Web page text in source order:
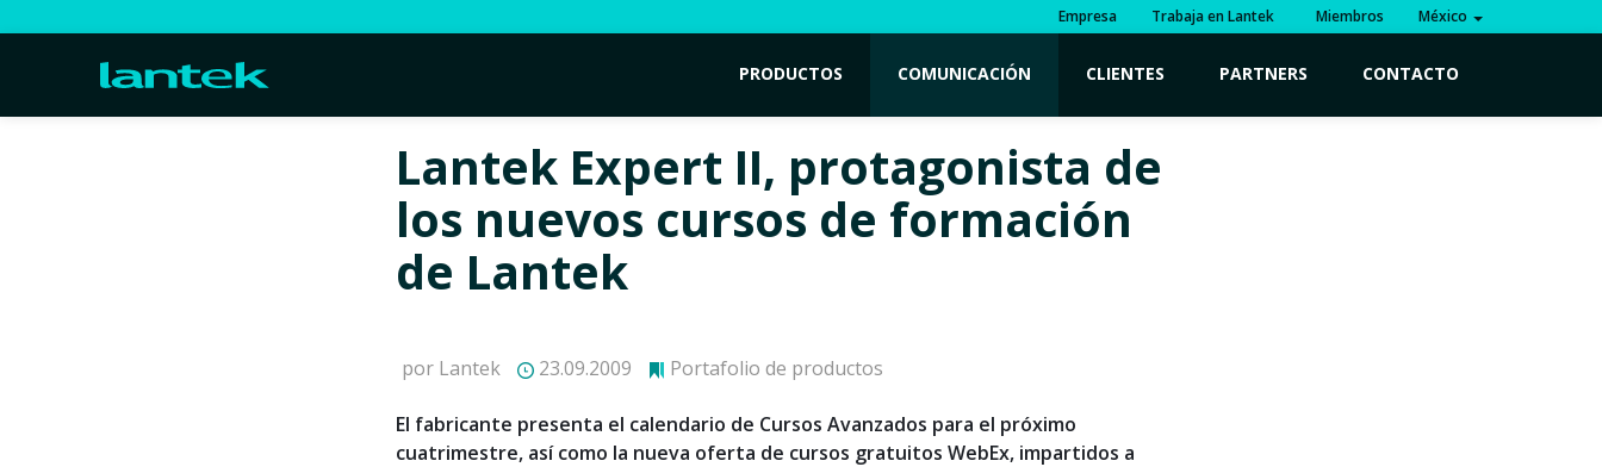
Empresa Trabaja en Lantek Miembros México
PRODUCTOS COMUNICACIÓN CLIENTES PARTNERS CONTACTO
Lantek Expert II, protagonista de
los nuevos cursos de formación
de Lantek
por Lantek 23.09.2009 Portafolio de productos
El fabricante presenta el calendario de Cursos Avanzados para el próximo
cuatrimestre, así como la nueva oferta de cursos gratuitos WebEx, impartidos a